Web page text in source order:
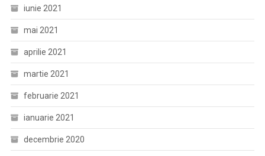
iunie 2021
mai 2021
aprilie 2021
martie 2021
februarie 2021
ianuarie 2021
decembrie 2020